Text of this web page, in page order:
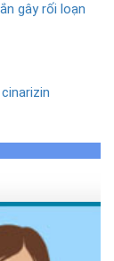
gây rối loạn